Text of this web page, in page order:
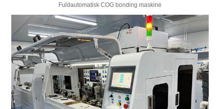
Fuldautomatisk COG bonding maskine